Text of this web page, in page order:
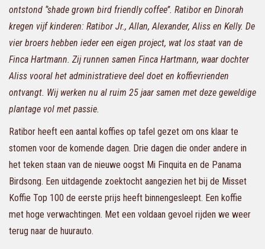
ontstond ‘’shade grown bird friendly coffee’’. Ratibor en Dinorah
kregen vijf kinderen: Ratibor Jr., Allan, Alexander, Aliss en Kelly. De
vier broers hebben ieder een eigen project, wat los staat van de
Finca Hartmann. Zij runnen samen Finca Hartmann, waar dochter
Aliss vooral het administratieve deel doet en koffievrienden
ontvangt. Wij werken nu al ruim 25 jaar samen met deze geweldige
plantage vol met passie.
Ratibor heeft een aantal koffies op tafel gezet om ons klaar te
stomen voor de komende dagen. Drie dagen die onder andere in
het teken staan van de nieuwe oogst Mi Finquita en de Panama
Birdsong. Een uitdagende zoektocht aangezien het bij de Misset
Koffie Top 100 de eerste prijs heeft binnengesleept. Een koffie
met hoge verwachtingen. Met een voldaan gevoel rijden we weer
terug naar de huurauto.